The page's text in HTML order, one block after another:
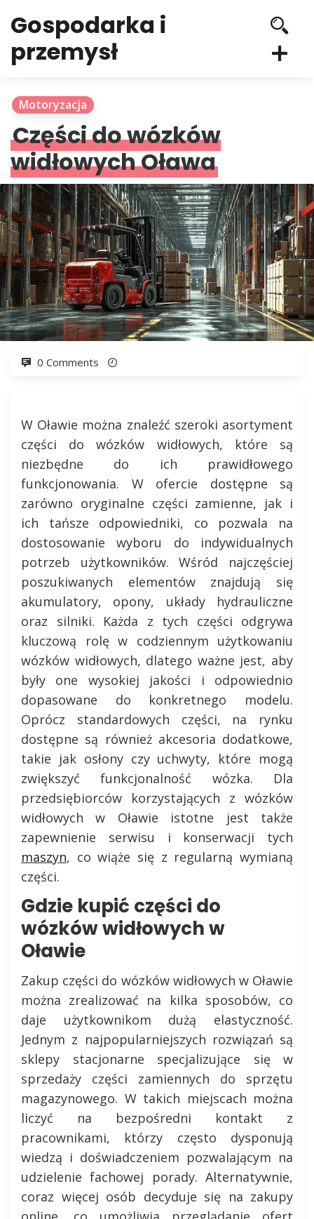
Gospodarka i
przemysł
Motoryzacja
Części do wózków
widłowych Oława
0 Comments
W Oławie można znaleźć szeroki asortyment
części do wózków widłowych, które są
niezbędne do ich prawidłowego
funkcjonowania. W ofercie dostępne są
zarówno oryginalne części zamienne, jak i
ich tańsze odpowiedniki, co pozwala na
dostosowanie wyboru do indywidualnych
potrzeb użytkowników. Wśród najczęściej
poszukiwanych elementów znajdują się
akumulatory, opony, układy hydrauliczne
oraz silniki. Każda z tych części odgrywa
kluczową rolę w codziennym użytkowaniu
wózków widłowych, dlatego ważne jest, aby
były one wysokiej jakości i odpowiednio
dopasowane do konkretnego modelu.
Oprócz standardowych części, na rynku
dostępne są również akcesoria dodatkowe,
takie jak osłony czy uchwyty, które mogą
zwiększyć funkcjonalność wózka. Dla
przedsiębiorców korzystających z wózków
widłowych w Oławie istotne jest także
zapewnienie serwisu i konserwacji tych
maszyn, co wiąże się z regularną wymianą
części.
Gdzie kupić części do
wózków widłowych w
Oławie
Zakup części do wózków widłowych w Oławie
można zrealizować na kilka sposobów, co
daje użytkownikom dużą elastyczność.
Jednym z najpopularniejszych rozwiązań są
sklepy stacjonarne specjalizujące się w
sprzedaży części zamiennych do sprzętu
magazynowego. W takich miejscach można
liczyć na bezpośredni kontakt z
pracownikami, którzy często dysponują
wiedzą i doświadczeniem pozwalającym na
udzielenie fachowej porady. Alternatywnie,
coraz więcej osób decyduje się na zakupy